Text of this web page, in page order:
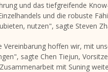
und das tiefgreifende
und die robuste
nutzen", sagte Steven
Vereinbarung hoffen wir, mit
sagte Chen Tiejun,
mit Suning